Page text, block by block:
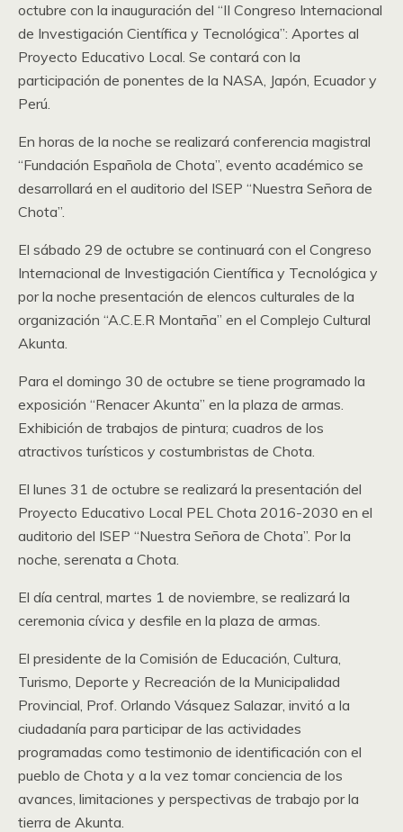
octubre con la inauguración del “II Congreso Internacional
de Investigación Científica y Tecnológica”: Aportes al
Proyecto Educativo Local. Se contará con la
participación de ponentes de la NASA, Japón, Ecuador y
Perú.
En horas de la noche se realizará conferencia magistral
“Fundación Española de Chota”, evento académico se
desarrollará en el auditorio del ISEP “Nuestra Señora de
Chota”.
El sábado 29 de octubre se continuará con el Congreso
Internacional de Investigación Científica y Tecnológica y
por la noche presentación de elencos culturales de la
organización “A.C.E.R Montaña” en el Complejo Cultural
Akunta.
Para el domingo 30 de octubre se tiene programado la
exposición “Renacer Akunta” en la plaza de armas.
Exhibición de trabajos de pintura; cuadros de los
atractivos turísticos y costumbristas de Chota.
El lunes 31 de octubre se realizará la presentación del
Proyecto Educativo Local PEL Chota 2016-2030 en el
auditorio del ISEP “Nuestra Señora de Chota”. Por la
noche, serenata a Chota.
El día central, martes 1 de noviembre, se realizará la
ceremonia cívica y desfile en la plaza de armas.
El presidente de la Comisión de Educación, Cultura,
Turismo, Deporte y Recreación de la Municipalidad
Provincial, Prof. Orlando Vásquez Salazar, invitó a la
ciudadanía para participar de las actividades
programadas como testimonio de identificación con el
pueblo de Chota y a la vez tomar conciencia de los
avances, limitaciones y perspectivas de trabajo por la
tierra de Akunta.